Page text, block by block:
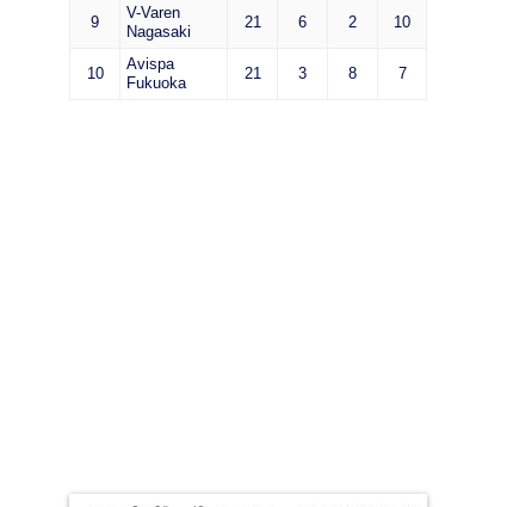
9
V-Varen
Nagasaki
21 6 2 10
10
Avispa
Fukuoka
21 3 8 7